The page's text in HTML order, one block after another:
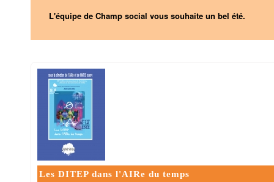
L'équipe de Champ social vous souhaite un bel été.
Les DITEP dans l'AIRe du temps